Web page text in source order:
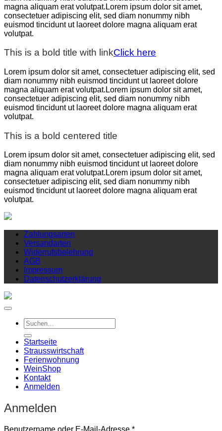
magna aliquam erat volutpat.Lorem ipsum dolor sit amet,
consectetuer adipiscing elit, sed diam nonummy nibh
euismod tincidunt ut laoreet dolore magna aliquam erat
volutpat.
This is a bold title with linkClick here
Lorem ipsum dolor sit amet, consectetuer adipiscing elit, sed
diam nonummy nibh euismod tincidunt ut laoreet dolore
magna aliquam erat volutpat.Lorem ipsum dolor sit amet,
consectetuer adipiscing elit, sed diam nonummy nibh
euismod tincidunt ut laoreet dolore magna aliquam erat
volutpat.
This is a bold centered title
Lorem ipsum dolor sit amet, consectetuer adipiscing elit, sed
diam nonummy nibh euismod tincidunt ut laoreet dolore
magna aliquam erat volutpat.Lorem ipsum dolor sit amet,
consectetuer adipiscing elit, sed diam nonummy nibh
euismod tincidunt ut laoreet dolore magna aliquam erat
volutpat.
Zahlungsarten
Versandarten
Widerrufsbelehrung
AGB
Impressum
Datenschutzerklärung
Suchen
nach:
Startseite
Strausswirtschaft
Ferienwohnung
WeinShop
Kontakt
Anmelden
Anmelden
Erforderlich